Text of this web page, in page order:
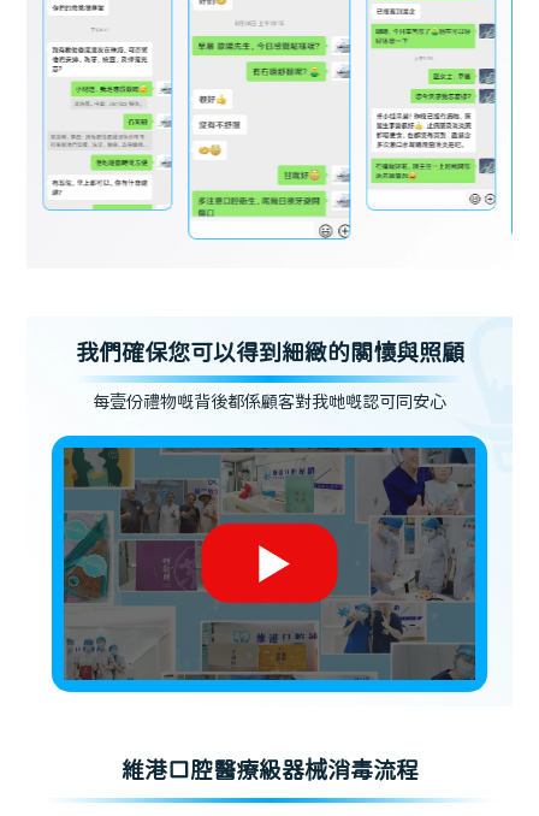
我們確保您可以得到細緻的關懷與照顧
每壹份禮物嘅背後都係顧客對我哋嘅認可同安心
維港口腔醫療級器械消毒流程